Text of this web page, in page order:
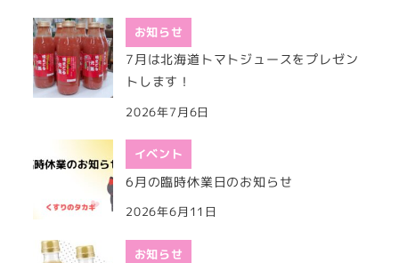
お知らせ
7月は北海道トマトジュースをプレゼン
トします！
2026年7月6日
イベント
6月の臨時休業日のお知らせ
2026年6月11日
お知らせ